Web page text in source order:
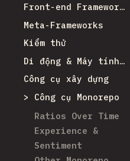
Front-end Frameworks
Meta-Frameworks
Kiểm thử
Di động & Máy tính để bàn
Công cụ xây dựng
Công cụ Monorepo
Ratios Over Time
Experience &
Sentiment